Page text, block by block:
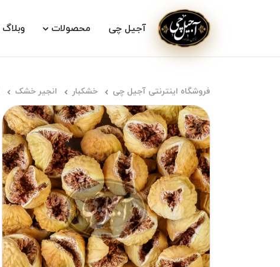
آجیل چی محصولات وبلاگ
فروشگاه اینترنتی آجیل چی خشکبار انجیر خشک